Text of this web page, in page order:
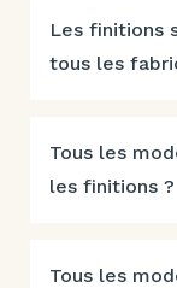
Les finitions
tous les
Tous les
les finitions ?
Tous les